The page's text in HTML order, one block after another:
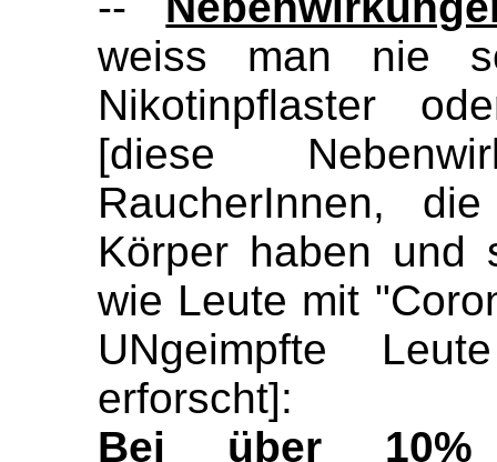
weiss man nie
Nikotinpflaster
[diese
RaucherInnen,
Körper haben und
wie Leute mit
UNgeimpfte
erforscht]:
Bei über 10%